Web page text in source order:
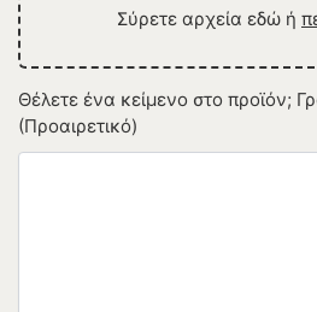
Σύρετε αρχεία εδώ ή
Θέλετε ένα κείμενο στο προϊόν;
(Προαιρετικό)